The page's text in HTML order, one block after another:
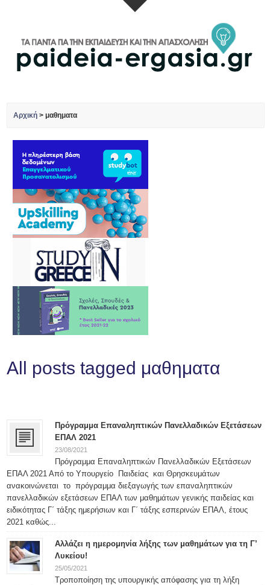
Αρχική >μαθηματα
All posts tagged μαθηματα
Πρόγραμμα Επαναληπτικών Πανελλαδικών Εξετάσεων
ΕΠΑΛ 2021
23/08/2021
Πρόγραμμα Επαναληπτικών Πανελλαδικών Εξετάσεων
ΕΠΑΛ 2021 Από το Υπουργείο Παιδείας και Θρησκευμάτων
ανακοινώνεται το πρόγραμμα διεξαγωγής των επαναληπτικών
πανελλαδικών εξετάσεων ΕΠΑΛ των μαθημάτων γενικής παιδείας και
ειδικότητας Γ΄ τάξης ημερήσιων και Γ΄ τάξης εσπερινών ΕΠΑΛ, έτους
2021 καθώς...
Αλλάζει η ημερομηνία λήξης των μαθημάτων για τη Γ’
Λυκείου!
25/05/2021
Tροποποίηση της υπουργικής απόφασης για τη λήξη